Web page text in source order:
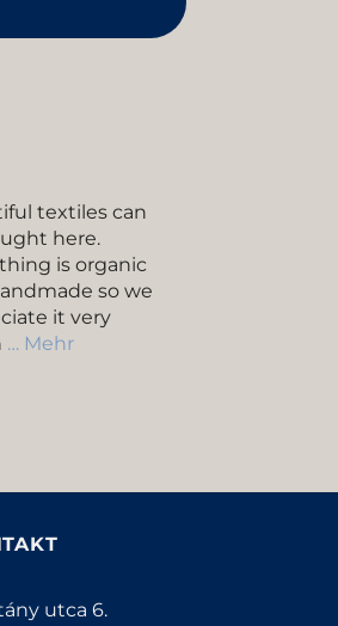
textiles can
here.
is organic
so we
it very
… Mehr
utca 6.